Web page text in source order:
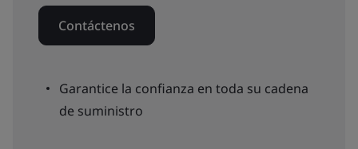
Contáctenos
Garantice la confianza en toda su cadena
de suministro